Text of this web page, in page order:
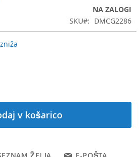
NA ZALOGI
SKU
DMCG2286
v košarico